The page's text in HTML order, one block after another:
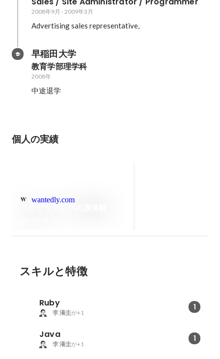
2008年9月 -2009年3月
Advertising sales representative,
早稲田大学
教育学部理学科
2008年
中途退学
個人の実績
wantedly.com
スキルと特徴
Ruby 1
李 瀁圭が+1
Java 1
李 瀁圭が+1